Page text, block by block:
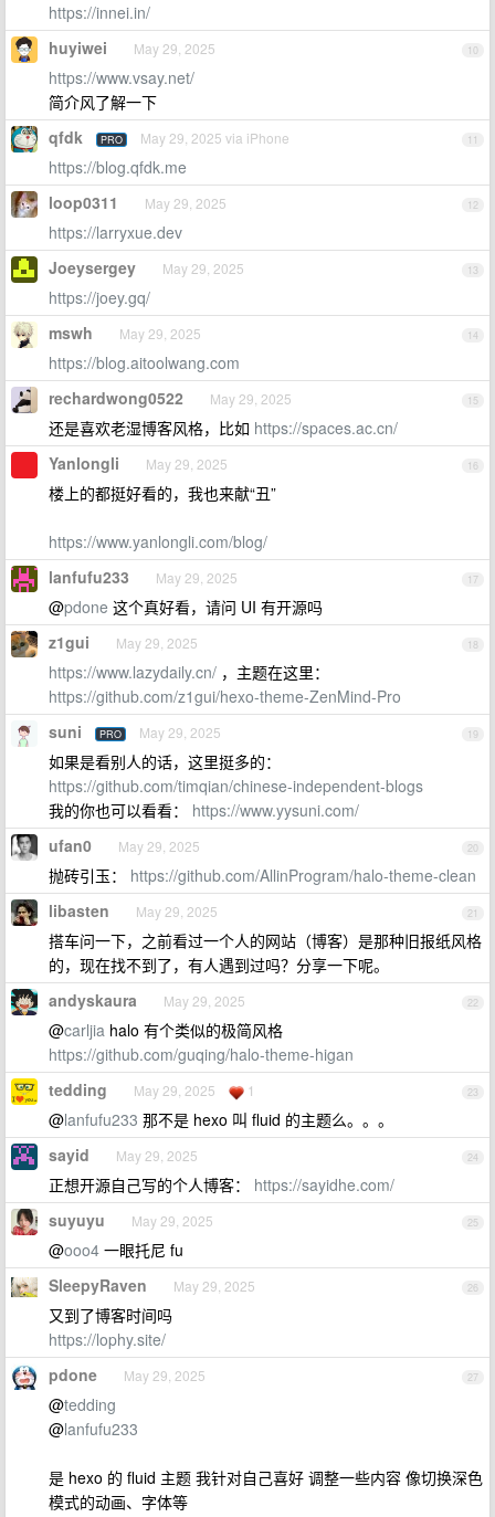
https://innei.in/
10
huyiwei May 29, 2025
https://www.vsay.net/
简介风了解一下
11
qfdk PRO May 29, 2025 via iPhone
https://blog.qfdk.me
12
loop0311 May 29, 2025
https://larryxue.dev
13
Joeysergey May 29, 2025
https://joey.gq/
14
mswh May 29, 2025
https://blog.aitoolwang.com
15
rechardwong0522 May 29, 2025
还是喜欢老湿博客风格，比如 https://spaces.ac.cn/
16
Yanlongli May 29, 2025
楼上的都挺好看的，我也来献“丑”
https://www.yanlongli.com/blog/
17
lanfufu233 May 29, 2025
@pdone 这个真好看，请问 UI 有开源吗
18
z1gui May 29, 2025
https://www.lazydaily.cn/ ，主题在这里：
https://github.com/z1gui/hexo-theme-ZenMind-Pro
19
suni PRO May 29, 2025
如果是看别人的话，这里挺多的：
https://github.com/timqian/chinese-independent-blogs
我的你也可以看看： https://www.yysuni.com/
20
ufan0 May 29, 2025
抛砖引玉： https://github.com/AllinProgram/halo-theme-clean
21
libasten May 29, 2025
搭车问一下，之前看过一个人的网站（博客）是那种旧报纸风格
的，现在找不到了，有人遇到过吗？分享一下呢。
22
andyskaura May 29, 2025
@carljia halo 有个类似的极简风格
https://github.com/guqing/halo-theme-higan
23
tedding May 29, 2025 1
@lanfufu233 那不是 hexo 叫 fluid 的主题么。。。
24
sayid May 29, 2025
正想开源自己写的个人博客： https://sayidhe.com/
25
suyuyu May 29, 2025
@ooo4 一眼托尼 fu
26
SleepyRaven May 29, 2025
又到了博客时间吗
https://lophy.site/
27
pdone May 29, 2025
@tedding
@lanfufu233
是 hexo 的 fluid 主题 我针对自己喜好 调整一些内容 像切换深色
模式的动画、字体等